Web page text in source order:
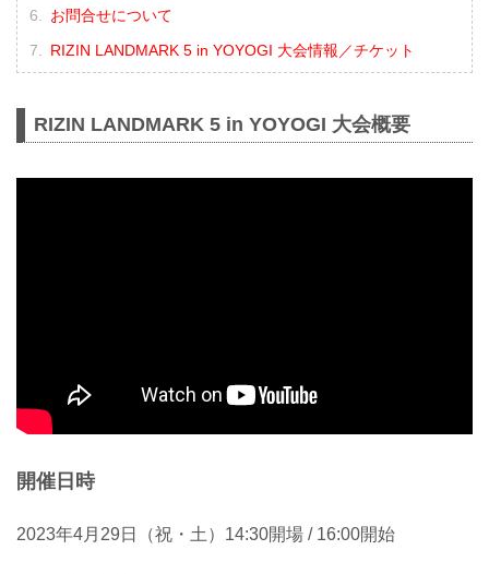
お問合せについて
RIZIN LANDMARK 5 in YOYOGI 大会情報／チケット
RIZIN LANDMARK 5 in YOYOGI 大会概要
開催日時
2023年4月29日（祝・土）14:30開場 / 16:00開始